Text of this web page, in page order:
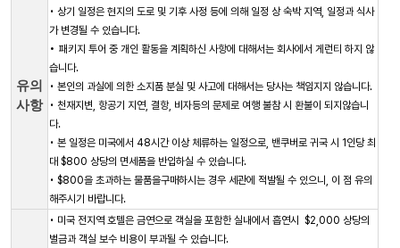
유의
사항
• 상기 일정은 현지의 도로 및 기후 사정 등에 의해 일정 상 숙박 지역, 일정과 식사
가 변경될 수 있습니다.
• 패키지 투어 중 개인 활동을 계획하신 사항에 대해서는 회사에서 게런티 하지 않
습니다.
• 본인의 과실에 의한 소지품 분실 및 사고에 대해서는 당사는 책임지지 않습니다.
• 천재지변, 항공기 지연, 결항, 비자등의 문제로 여행 불참 시 환불이 되지않습니
다.
• 본 일정은 미국에서 48시간 이상 체류하는 일정으로, 밴쿠버로 귀국 시 1인당 최
대 $800 상당의 면세품을 반입하실 수 있습니다.
• $800을 초과하는 물품을구매하시는 경우 세관에 적발될 수 있으니, 이 점 유의
해주시기 바랍니다.
• 미국 전지역 호텔은 금연으로 객실을 포함한 실내에서 흡연시 $2,000 상당의
벌금과 객실 보수 비용이 부과될 수 있습니다.